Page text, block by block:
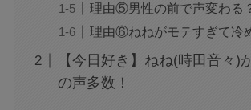
理由⑤男性の前で声変わる
理由⑥ねねがモテすぎて冷
【今日好き】ねね(時田音々)
の声多数！